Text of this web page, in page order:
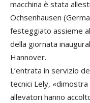
macchina è stata
Ochsenhausen
festeggiato assieme
della giornata
Hannover.
L’entrata in servizio
tecnici Lely,
allevatori hanno